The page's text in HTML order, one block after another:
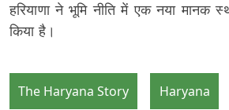
हरियाणा ने भूमि नीति में एक नया मानक
किया है।
The Haryana Story Haryana